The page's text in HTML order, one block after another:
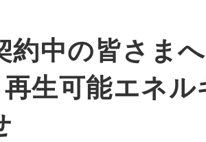
約中の皆さま
生可能エネ